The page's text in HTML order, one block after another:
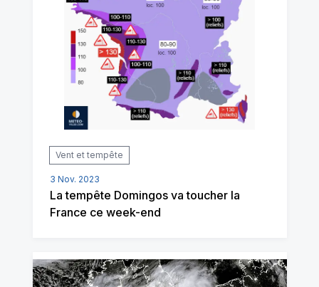
Vent et tempête
3 Nov. 2023
La tempête Domingos va toucher la
France ce week-end